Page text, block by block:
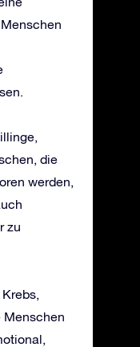
die
werden,
zu
Menschen